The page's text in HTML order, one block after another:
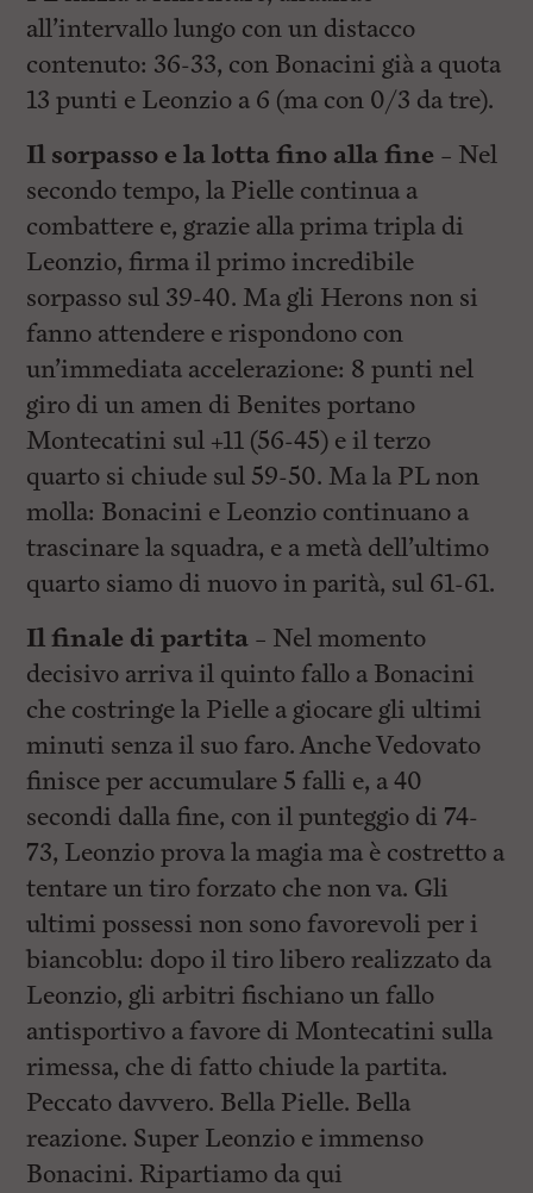
all’intervallo lungo con un distacco
contenuto: 36-33, con Bonacini già a quota
13 punti e Leonzio a 6 (ma con 0/3 da tre).
Il sorpasso e la lotta fino alla fine – Nel
secondo tempo, la Pielle continua a
combattere e, grazie alla prima tripla di
Leonzio, firma il primo incredibile
sorpasso sul 39-40. Ma gli Herons non si
fanno attendere e rispondono con
un’immediata accelerazione: 8 punti nel
giro di un amen di Benites portano
Montecatini sul +11 (56-45) e il terzo
quarto si chiude sul 59-50. Ma la PL non
molla: Bonacini e Leonzio continuano a
trascinare la squadra, e a metà dell’ultimo
quarto siamo di nuovo in parità, sul 61-61.
Il finale di partita – Nel momento
decisivo arriva il quinto fallo a Bonacini
che costringe la Pielle a giocare gli ultimi
minuti senza il suo faro. Anche Vedovato
finisce per accumulare 5 falli e, a 40
secondi dalla fine, con il punteggio di 74-
73, Leonzio prova la magia ma è costretto a
tentare un tiro forzato che non va. Gli
ultimi possessi non sono favorevoli per i
biancoblu: dopo il tiro libero realizzato da
Leonzio, gli arbitri fischiano un fallo
antisportivo a favore di Montecatini sulla
rimessa, che di fatto chiude la partita.
Peccato davvero. Bella Pielle. Bella
reazione. Super Leonzio e immenso
Bonacini. Ripartiamo da qui